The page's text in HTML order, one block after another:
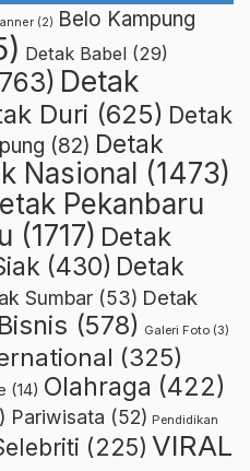
(2) Belo Kampung
Detak Babel (29)
Detak
Duri (625) Detak
(82) Detak
Nasional (1473)
Pekanbaru
(1717) Detak
(430) Detak
Sumbar (53) Detak
(578) Galeri Foto (3)
(325)
(14) Olahraga (422)
Pariwisata (52) Pendidikan
(225) VIRAL